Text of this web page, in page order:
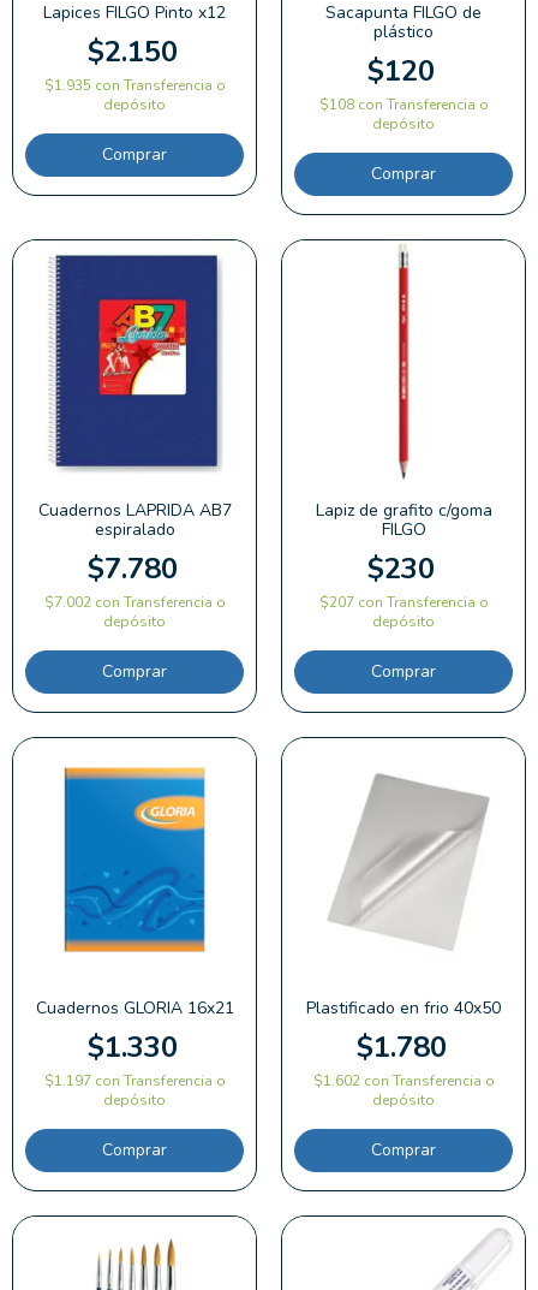
Lapices FILGO Pinto x12
$2.150
$1.935 con Transferencia o
depósito
Comprar
Sacapunta FILGO de
plástico
$120
$108 con Transferencia o
depósito
Cuadernos LAPRIDA AB7
espiralado
$7.780
$7.002 con Transferencia o
depósito
Comprar
Lapiz de grafito c/goma
FILGO
$230
$207 con Transferencia o
depósito
Cuadernos GLORIA 16x21
$1.330
$1.197 con Transferencia o
depósito
Comprar
Plastificado en frio 40x50
$1.780
$1.602 con Transferencia o
depósito